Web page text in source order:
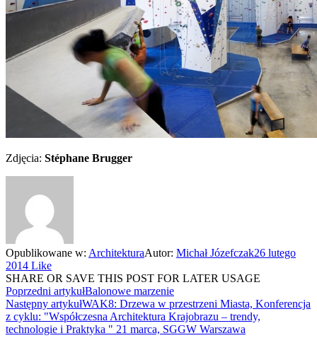
Zdjęcia: Stéphane Brugger
Opublikowane w: ArchitekturaAutor: Michał Józefczak26 lutego
2014 Like
SHARE OR SAVE THIS POST FOR LATER USAGE
Poprzedni artykułBalonowe marzenie
Następny artykułWAK8: Drzewa w przestrzeni Miasta, Konferencja
z cyklu: "Współczesna Architektura Krajobrazu – trendy,
technologie i Praktyka " 21 marca, SGGW Warszawa